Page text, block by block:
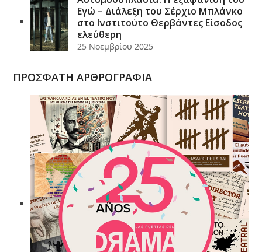
Εγώ – Διάλεξη του Σέρχιο Μπλάνκο
στο Ινστιτούτο Θερβάντες Είσοδος
ελεύθερη
25 Νοεμβρίου 2025
ΠΡΟΣΦΑΤΗ ΑΡΘΡΟΓΡΑΦΙΑ